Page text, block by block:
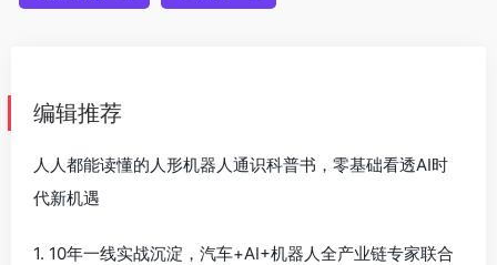
编辑推荐
人人都能读懂的人形机器人通识科普书，零基础看透AI时
代新机遇
1. 10年一线实战沉淀，汽车+AI+机器人全产业链专家联合